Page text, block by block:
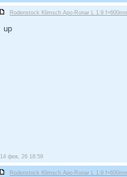
Rodenstock Klimsch Apo-Ronar L 1:9
up
14 фев, 26 18:59
Rodenstock Klimsch Apo-Ronar L 1:9